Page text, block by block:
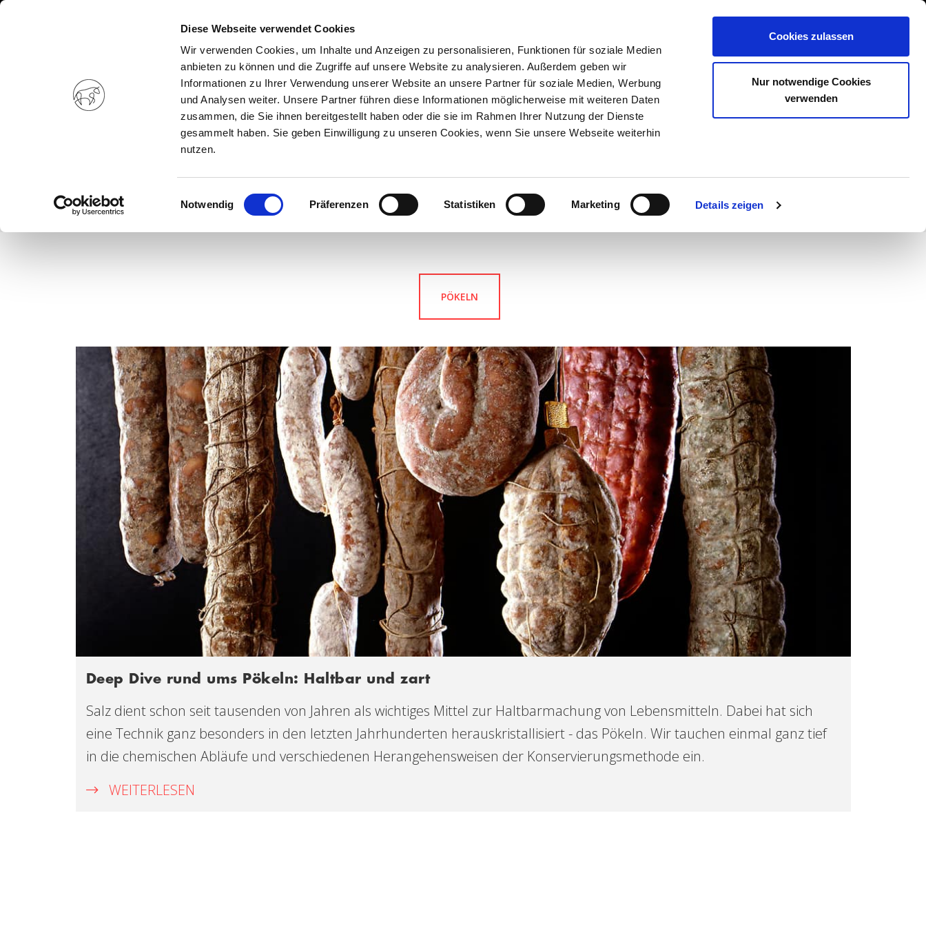
Diese Webseite verwendet Cookies
Wir verwenden Cookies, um Inhalte und Anzeigen zu personalisieren, Funktionen für soziale Medien
anbieten zu können und die Zugriffe auf unsere Website zu analysieren. Außerdem geben wir
Informationen zu Ihrer Verwendung unserer Website an unsere Partner für soziale Medien, Werbung
und Analysen weiter. Unsere Partner führen diese Informationen möglicherweise mit weiteren Daten
zusammen, die Sie ihnen bereitgestellt haben oder die sie im Rahmen Ihrer Nutzung der Dienste
gesammelt haben. Sie geben Einwilligung zu unseren Cookies, wenn Sie unsere Webseite weiterhin
nutzen.
Einwilligungsauswahl
Notwendig Präferenzen Statistiken Marketing Details zeigen
Cookies zulassen
Nur notwendige Cookies
verwenden
HOME MAGAZIN SHOP
PÖKELN
Deep Dive rund ums Pökeln: Haltbar und zart
Salz dient schon seit tausenden von Jahren als wichtiges Mittel zur Haltbarmachung von Lebensmitteln. Dabei hat sich
eine Technik ganz besonders in den letzten Jahrhunderten herauskristallisiert - das Pökeln. Wir tauchen einmal ganz tief
in die chemischen Abläufe und verschiedenen Herangehensweisen der Konservierungsmethode ein.
WEITERLESEN